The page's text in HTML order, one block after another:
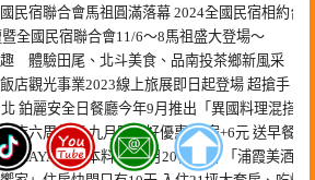
民宿聯合會馬祖圓滿落幕 2024全國民宿相約台
全國民宿聯合會11/6～8馬祖盛大登場～
趣 體驗田尾、北斗美食、品南投茶鄉新風采
店觀光事業2023線上旅展即日起登場 超搶手
鉑麗安全日餐廳今年9月推出「異國料理混搭風
店六周年慶 九月限定好優惠 住宿+6元 送早餐
HAYASE日本料理 10月20日舉辦 「浦霞美酒佳